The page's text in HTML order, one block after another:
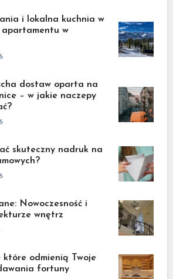
i lokalna kuchnia w
apartamentu w
dostaw oparta na
– w jakie naczepy
skuteczny nadruk na
Nowoczesność i
wnętrz
które odmienią Twoje
fortuny